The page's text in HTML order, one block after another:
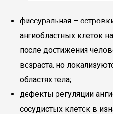
фиссуральная –
ангиобластных клеток
после достижения
возраста, но
областях тела;
дефекты регуляции
сосудистых клеток в